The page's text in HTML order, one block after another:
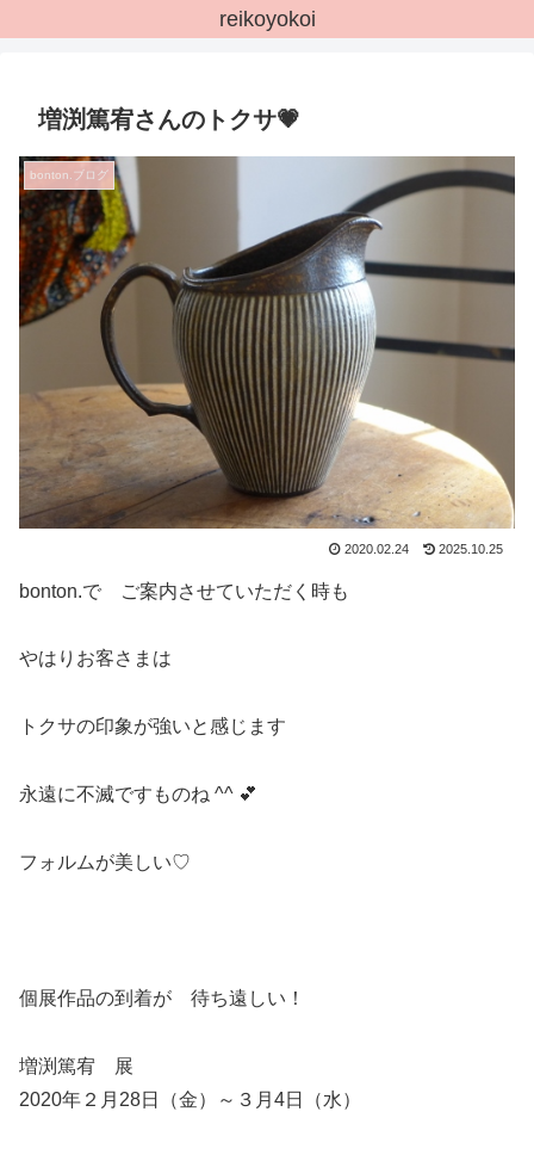
reikoyokoi
増渕篤宥さんのトクサ💗
bonton.ブログ
2020.02.24 2025.10.25
bonton.で ご案内させていただく時も
やはりお客さまは
トクサの印象が強いと感じます
永遠に不滅ですものね ^^ 💕
フォルムが美しい♡
個展作品の到着が 待ち遠しい！
増渕篤宥 展
2020年２月28日（金）～３月4日（水）